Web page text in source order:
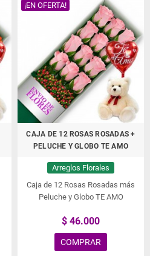
¡EN OFERTA!
CAJA DE 12 ROSAS ROSADAS +
PELUCHE Y GLOBO TE AMO
Arreglos Florales
Caja de 12 Rosas Rosadas más
Peluche y Globo TE AMO
$ 46.000
COMPRAR